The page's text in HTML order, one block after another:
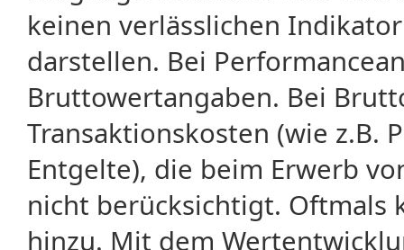
keinen verlässlichen
darstellen. Bei
Bruttowertangaben. Bei
Transaktionskosten (wie z.B.
Entgelte), die beim Erwerb
nicht berücksichtigt. Oftmals
hinzu. Mit dem